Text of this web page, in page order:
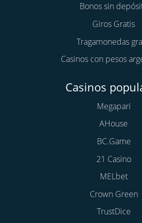
Bonos sin
Giros Gratis
Tragamonedas
Casinos con pesos
Casinos
Megapari
AHouse
BC.Game
21 Casino
MELbet
Crown Green
TrustDice